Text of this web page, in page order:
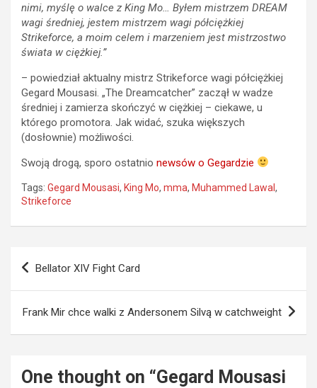
nimi, myślę o walce z King Mo… Byłem mistrzem DREAM
wagi średniej, jestem mistrzem wagi półciężkiej
Strikeforce, a moim celem i marzeniem jest mistrzostwo
świata w ciężkiej.”
– powiedział aktualny mistrz Strikeforce wagi półciężkiej
Gegard Mousasi. „The Dreamcatcher” zaczął w wadze
średniej i zamierza skończyć w ciężkiej – ciekawe, u
którego promotora. Jak widać, szuka większych
(dosłownie) możliwości.
Swoją drogą, sporo ostatnio newsów o Gegardzie
Tags: Gegard Mousasi, King Mo, mma, Muhammed Lawal ,
Strikeforce
Nawigacja
Bellator XIV Fight Card
Frank Mir chce walki z Andersonem Silvą w catchweight
One thought on “Gegard Mousasi